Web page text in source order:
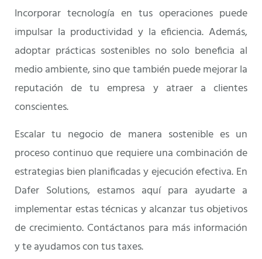
Incorporar tecnología en tus operaciones puede
impulsar la productividad y la eficiencia. Además,
adoptar prácticas sostenibles no solo beneficia al
medio ambiente, sino que también puede mejorar la
reputación de tu empresa y atraer a clientes
conscientes.
Escalar tu negocio de manera sostenible es un
proceso continuo que requiere una combinación de
estrategias bien planificadas y ejecución efectiva. En
Dafer Solutions, estamos aquí para ayudarte a
implementar estas técnicas y alcanzar tus objetivos
de crecimiento. Contáctanos para más información
y te ayudamos con tus taxes.